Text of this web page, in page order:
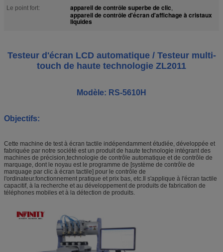
Le point fort:
appareil de contrôle superbe de clic,
appareil de contrôle d'écran d'affichage à cristaux
liquides
Testeur d'écran LCD automatique / Testeur multi-
touch de haute technologie ZL2011
Modèle: RS-5610H
Objectifs:
Cette machine de test à écran tactile indépendamment étudiée, développée et
fabriquée par notre société est un produit de haute technologie intégrant des
machines de précision,technologie de contrôle automatique et de contrôle de
marquage, dont le noyau est le programme de [système de contrôle de
marquage par clic à écran tactile] pour le contrôle de
l'ordinateur.fonctionnement pratique et prix bas, etc.Il s'applique à l'écran tactile
capacitif, à la recherche et au développement de produits de fabrication de
téléphones mobiles et à la détection de produits.